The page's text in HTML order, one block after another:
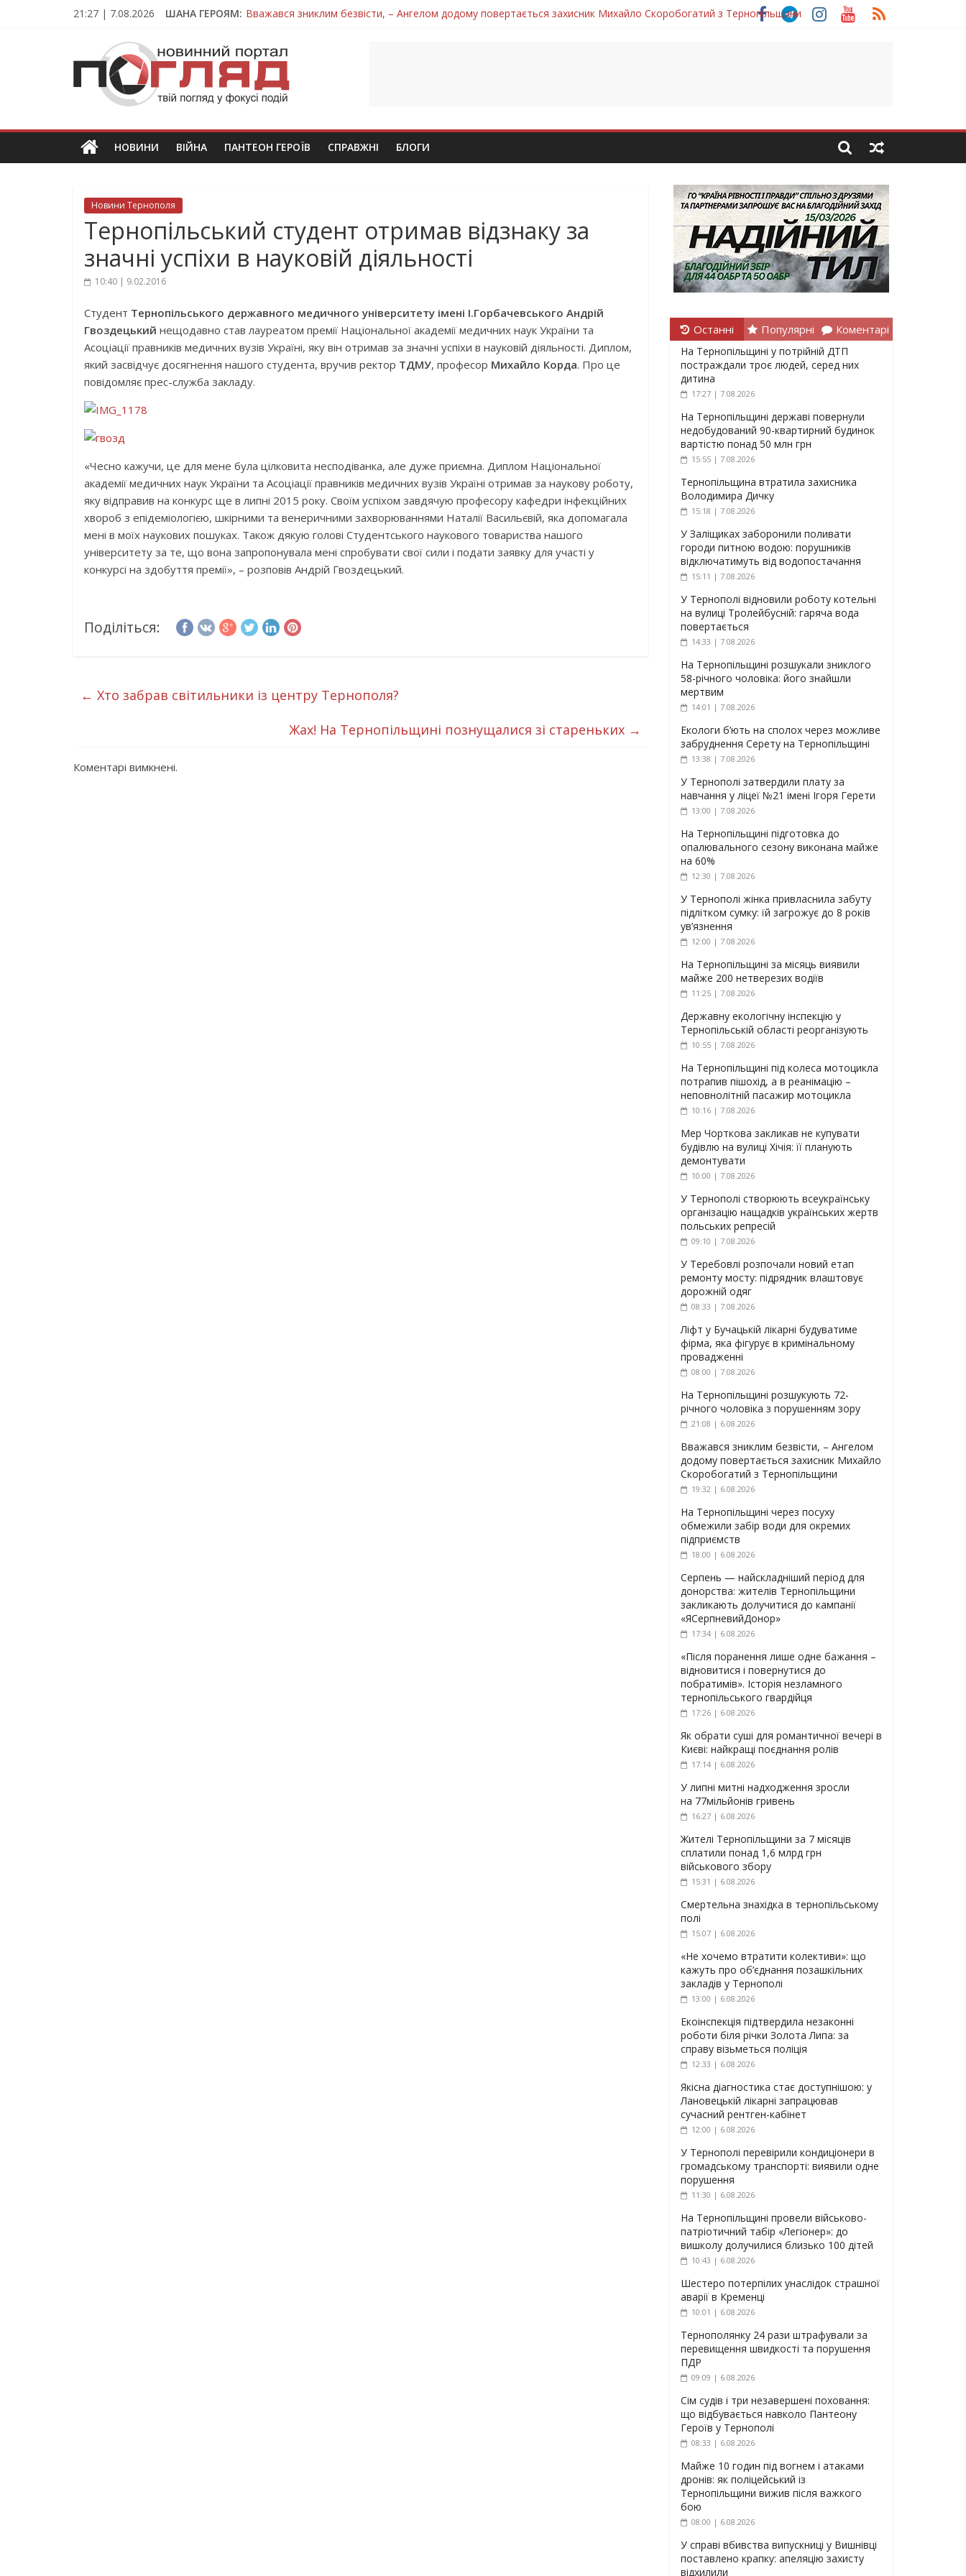
21:27 | 7.08.2026 ШАНА ГЕРОЯМ: Вважався зниклим безвісти, – Ангелом додому повертається захисник Михайло Скоробогатий з Тернопільщини
Тернопільщина втратила захисника Володимира Вельму
Захисник з Тернопільщини Петро Федів повертається до рідного дому «на щиті»
Тернопільщина втратила захисника Володимира Дичку
ПОГЛЯД
Новини
Тернополя.
новини
та
НОВИНИ ВІЙНА ПАНТЕОН ГЕРОЇВ СПРАВЖНІ БЛОГИ
Новини Тернополя
Тернопільський студент отримав відзнаку за
значні успіхи в науковій діяльності
10:40 | 9.02.2016
Студент Тернопільського державного медичного університету імені І.Горбачевського Андрій
Гвоздецький нещодавно став лауреатом премії Національної академії медичних наук України та
Асоціації правників медичних вузів Україні, яку він отримав за значні успіхи в науковій діяльності. Диплом,
який засвідчує досягнення нашого студента, вручив ректор ТДМУ, професор Михайло Корда. Про це
повідомляє прес-служба закладу.
«Чесно кажучи, це для мене була цілковита несподіванка, але дуже приємна. Диплом Національної
академії медичних наук України та Асоціації правників медичних вузів Україні отримав за наукову роботу,
яку відправив на конкурс ще в липні 2015 року. Своїм успіхом завдячую професору кафедри інфекційних
хвороб з епідеміологією, шкірними та венеричними захворюваннями Наталії Васильєвій, яка допомагала
мені в моїх наукових пошуках. Також дякую голові Студентського наукового товариства нашого
університету за те, що вона запропонувала мені спробувати свої сили і подати заявку для участі у
конкурсі на здобуття премії», – розповів Андрій Гвоздецький.
Поділіться:
← Хто забрав світильники із центру Тернополя?
Жах! На Тернопільщині познущалися зі стареньких →
Коментарі вимкнені.
Останні Популярні Коментарі
На Тернопільщині у потрійній ДТП
постраждали троє людей, серед них
дитина
17:27 | 7.08.2026
На Тернопільщині державі повернули
недобудований 90-квартирний будинок
вартістю понад 50 млн грн
15:55 | 7.08.2026
Тернопільщина втратила захисника
Володимира Дичку
15:18 | 7.08.2026
У Заліщиках заборонили поливати
городи питною водою: порушників
відключатимуть від водопостачання
15:11 | 7.08.2026
У Тернополі відновили роботу котельні
на вулиці Тролейбусній: гаряча вода
повертається
14:33 | 7.08.2026
На Тернопільщині розшукали зниклого
58-річного чоловіка: його знайшли
мертвим
14:01 | 7.08.2026
Екологи б’ють на сполох через можливе
забруднення Серету на Тернопільщині
13:38 | 7.08.2026
У Тернополі затвердили плату за
навчання у ліцеї №21 імені Ігоря Герети
13:00 | 7.08.2026
На Тернопільщині підготовка до
опалювального сезону виконана майже
на 60%
12:30 | 7.08.2026
У Тернополі жінка привласнила забуту
підлітком сумку: їй загрожує до 8 років
ув’язнення
12:00 | 7.08.2026
На Тернопільщині за місяць виявили
майже 200 нетверезих водіїв
11:25 | 7.08.2026
Державну екологічну інспекцію у
Тернопільській області реорганізують
10:55 | 7.08.2026
На Тернопільщині під колеса мотоцикла
потрапив пішохід, а в реанімацію –
неповнолітній пасажир мотоцикла
10:16 | 7.08.2026
Мер Чорткова закликав не купувати
будівлю на вулиці Хічія: її планують
демонтувати
10:00 | 7.08.2026
У Тернополі створюють всеукраїнську
організацію нащадків українських жертв
польських репресій
09:10 | 7.08.2026
У Теребовлі розпочали новий етап
ремонту мосту: підрядник влаштовує
дорожній одяг
08:33 | 7.08.2026
Ліфт у Бучацькій лікарні будуватиме
фірма, яка фігурує в кримінальному
провадженні
08:00 | 7.08.2026
На Тернопільщині розшукують 72-
річного чоловіка з порушенням зору
21:08 | 6.08.2026
Вважався зниклим безвісти, – Ангелом
додому повертається захисник Михайло
Скоробогатий з Тернопільщини
19:32 | 6.08.2026
На Тернопільщині через посуху
обмежили забір води для окремих
підприємств
18:00 | 6.08.2026
Серпень — найскладніший період для
донорства: жителів Тернопільщини
закликають долучитися до кампанії
«ЯСерпневийДонор»
17:34 | 6.08.2026
«Після поранення лише одне бажання –
відновитися і повернутися до
побратимів». Історія незламного
тернопільського гвардійця
17:26 | 6.08.2026
Як обрати суші для романтичної вечері в
Києві: найкращі поєднання ролів
17:14 | 6.08.2026
У липні митні надходження зросли
на 77мільйонів гривень
16:27 | 6.08.2026
Жителі Тернопільщини за 7 місяців
сплатили понад 1,6 млрд грн
військового збору
15:31 | 6.08.2026
Смертельна знахідка в тернопільському
полі
15:07 | 6.08.2026
«Не хочемо втратити колективи»: що
кажуть про об’єднання позашкільних
закладів у Тернополі
13:00 | 6.08.2026
Екоінспекція підтвердила незаконні
роботи біля річки Золота Липа: за
справу візьметься поліція
12:33 | 6.08.2026
Якісна діагностика стає доступнішою: у
Лановецькій лікарні запрацював
сучасний рентген-кабінет
12:00 | 6.08.2026
У Тернополі перевірили кондиціонери в
громадському транспорті: виявили одне
порушення
11:30 | 6.08.2026
На Тернопільщині провели військово-
патріотичний табір «Легіонер»: до
вишколу долучилися близько 100 дітей
10:43 | 6.08.2026
Шестеро потерпілих унаслідок страшної
аварії в Кременці
10:01 | 6.08.2026
Тернополянку 24 рази штрафували за
перевищення швидкості та порушення
ПДР
09:09 | 6.08.2026
Сім судів і три незавершені поховання:
що відбувається навколо Пантеону
Героїв у Тернополі
08:33 | 6.08.2026
Майже 10 годин під вогнем і атаками
дронів: як поліцейський із
Тернопільщини вижив після важкого
бою
08:00 | 6.08.2026
У справі вбивства випускниці у Вишнівці
поставлено крапку: апеляцію захисту
відхилили